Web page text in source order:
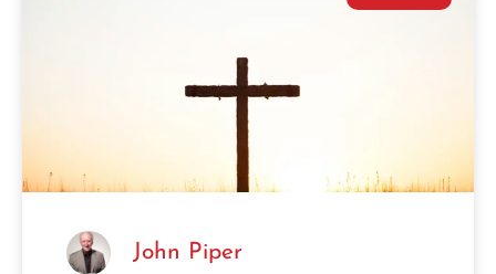
John Piper